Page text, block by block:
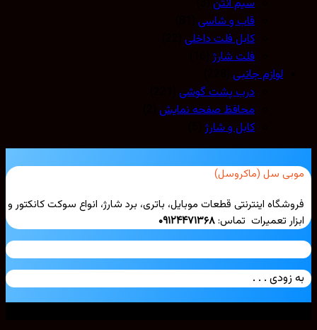
سیم آنتن(3)
قاب و شاسی(81)
کابل فلت داخلی(22)
فلت شارژ(16)
لوازم جانبی(228)
درب پشت گوشی(221)
محافظ صفحه نمایش(2)
کابل و شارژ(5)
سل (ماکروسل)
اینترنتی قطعات موبایل، باتری، برد شارژ، انواع سوکت کانکتور و
تعمیرات تماس:۰۹۱۲۴۴۷۱۳۶۸
زودی . . .